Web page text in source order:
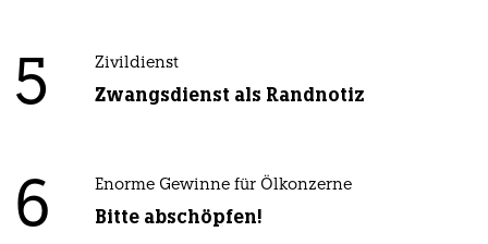
5 Zivildienst
Zwangsdienst als Randnotiz
6 Enorme Gewinne für Ölkonzerne
Bitte abschöpfen!